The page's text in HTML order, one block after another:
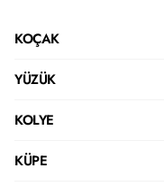
KOÇAK
YÜZÜK
KOLYE
KÜPE